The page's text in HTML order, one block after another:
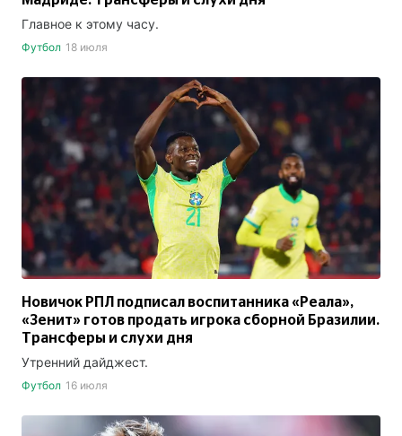
Главное к этому часу.
Футбол 18 июля
Новичок РПЛ подписал воспитанника «Реала»,
«Зенит» готов продать игрока сборной Бразилии.
Трансферы и слухи дня
Утренний дайджест.
Футбол 16 июля